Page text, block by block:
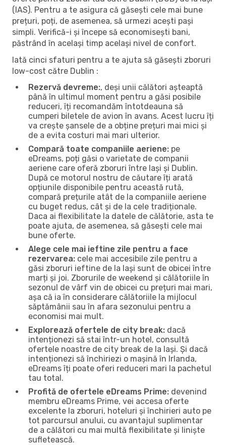
(IAS). Pentru a te asigura că găsești cele mai bune
prețuri, poți, de asemenea, să urmezi acești pași
simpli. Verifică-i și începe să economisești bani,
păstrând în același timp același nivel de confort.
Iată cinci sfaturi pentru a te ajuta să găsești zboruri
low-cost către Dublin :
Rezervă devreme:, deși unii călători așteaptă
până în ultimul moment pentru a găsi posibile
reduceri, îți recomandăm întotdeauna să
cumperi biletele de avion în avans. Acest lucru îți
va crește șansele de a obține prețuri mai mici și
de a evita costuri mai mari ulterior.
Compară toate companiile aeriene: pe
eDreams, poți găsi o varietate de companii
aeriene care oferă zboruri între Iași și Dublin.
După ce motorul nostru de căutare îți arată
opțiunile disponibile pentru această rută,
compară prețurile atât de la companiile aeriene
cu buget redus, cât și de la cele tradiționale.
Daca ai flexibilitate la datele de călătorie, asta te
poate ajuta, de asemenea, să găsești cele mai
bune oferte.
Alege cele mai ieftine zile pentru a face
rezervarea: cele mai accesibile zile pentru a
găsi zboruri ieftine de la Iași sunt de obicei între
marți și joi. Zborurile de weekend și călătoriile în
sezonul de vârf vin de obicei cu prețuri mai mari,
așa că ia în considerare călătoriile la mijlocul
săptămânii sau în afara sezonului pentru a
economisi mai mult.
Explorează ofertele de city break: dacă
intenționezi să stai într-un hotel, consultă
ofertele noastre de city break de la Iași. Și dacă
intenționezi să închiriezi o mașină în Irlanda,
eDreams îți poate oferi reduceri mari la pachetul
tau total.
Profită de ofertele eDreams Prime: devenind
membru eDreams Prime, vei accesa oferte
excelente la zboruri, hoteluri și închirieri auto pe
tot parcursul anului, cu avantajul suplimentar
de a călători cu mai multă flexibilitate și liniște
sufletească.